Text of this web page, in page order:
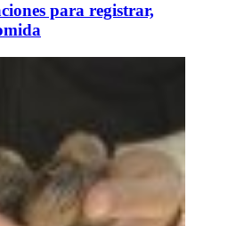
para registrar,